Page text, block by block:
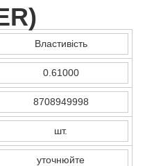
)
Властивість
0.61000
8708949998
шт.
уточнюйте